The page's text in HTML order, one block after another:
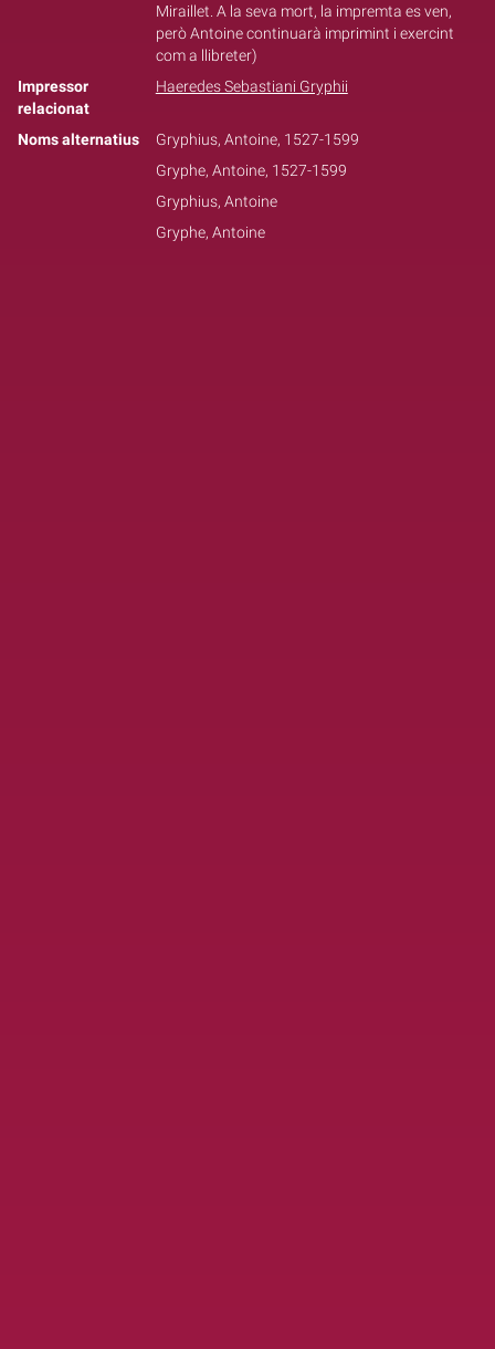
Miraillet. A la seva mort, la impremta es ven,
però Antoine continuarà imprimint i exercint
com a llibreter)
Impressor
relacionat
Haeredes Sebastiani Gryphii
Noms alternatius
Gryphius, Antoine, 1527-1599
Gryphe, Antoine, 1527-1599
Gryphius, Antoine
Gryphe, Antoine